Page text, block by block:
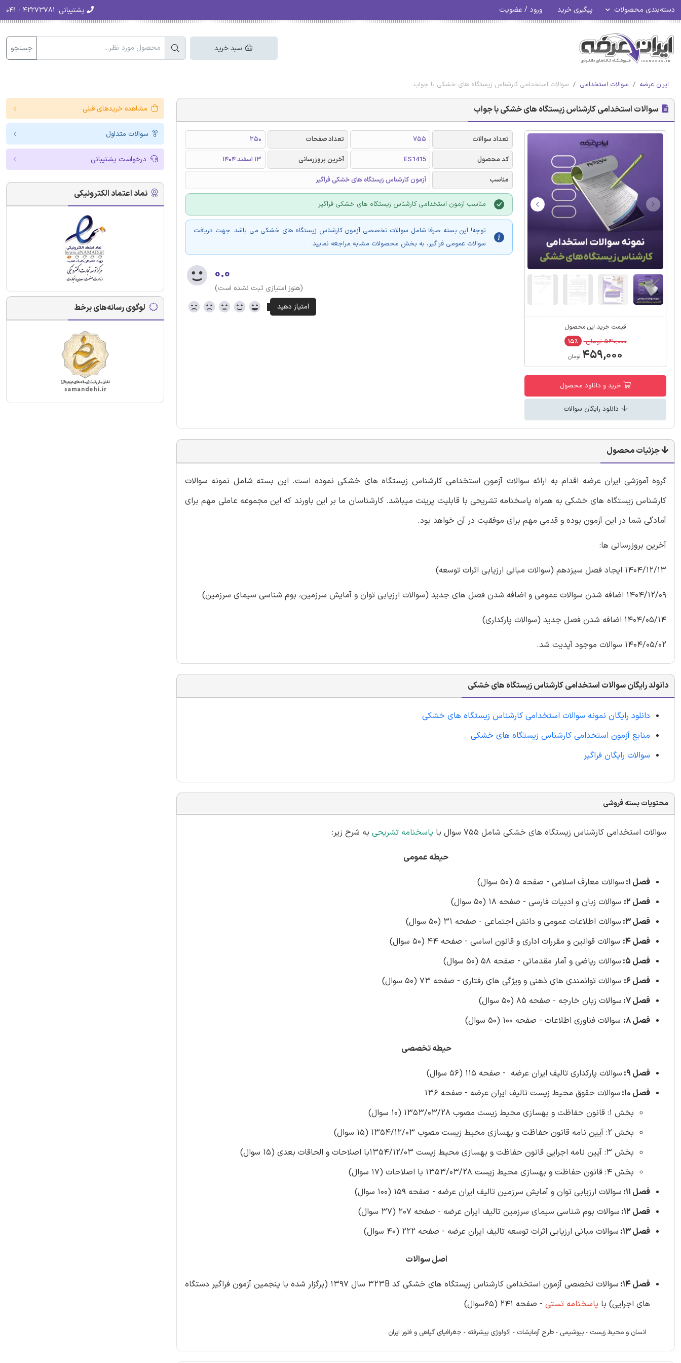
دسته‌بندی محصولات پیگیری خرید ورود / عضویت پشتیبانی:
سبد خرید جستجو
ایران عرضه سوالات استخدامی سوالات استخدامی کارشناس زیستگاه های خشکی با جواب
سوالات استخدامی کارشناس زیستگاه های خشکی با جواب
قیمت خرید این محصول
۵۴۰,۰۰۰ تومان ۱۵٪
۴۵۹,۰۰۰ تومان
خرید و دانلود محصول
دانلود رایگان سوالات
تعداد سوالات 755 تعداد صفحات
250
کد محصول
ES1415 آخرین بروزرسانی
13 اسفند 1404
مناسب
آزمون کارشناس زیستگاه های خشکی فراگیر
مناسب آزمون استخدامی کارشناس زیستگاه های خشکی فراگیر
توجه! این بسته صرفا شامل سوالات تخصصی آزمون کارشناس زیستگاه های خشکی می باشد. جهت دریافت
سوالات عمومی فراگیر، به بخش محصولات مشابه مراجعه نمایید.
۰.۰
(هنوز امتیازی ثبت نشده است)
جزئیات محصول
گروه آموزشی ایران عرضه اقدام به ارائه سوالات آزمون استخدامی کارشناس زیستگاه های خشکی نموده است. این بسته شامل نمونه سوالات
کارشناس زیستگاه های خشکی به همراه پاسخنامه تشریحی با قابلیت پرینت میباشد. کارشناسان ما بر این باورند که این مجموعه عاملی مهم برای
آمادگی شما در این آزمون بوده و قدمی مهم برای موفقیت در آن خواهد بود.
آخرین بروزرسانی ها:
1404/12/13 ایجاد فصل سیزدهم (سوالات مبانی ارزیابی اثرات توسعه)
1404/12/09 اضافه شدن سوالات عمومی و اضافه شدن فصل های جدید (سوالات ارزیابی توان و آمایش سرزمین، بوم شناسی سیمای سرزمین)
1404/05/14 اضافه شدن فصل جدید (سوالات پارکداری)
1404/05/02 سوالات موجود آپدیت شد.
دانولد رایگان سوالات استخدامی کارشناس زیستگاه های خشکی
دانلود رایگان نمونه سوالات استخدامی کارشناس زیستگاه های خشکی
منابع آزمون استخدامی کارشناس زیستگاه های خشکی
سوالات رایگان فراگیر
محتویات بسته فروشی
سوالات استخدامی کارشناس زیستگاه های خشکی شامل 755 سوال با پاسخنامه تشریحی به شرح زیر:
حیطه عمومی
فصل 1:
سوالات معارف اسلامی - صفحه 5 (50 سوال)
فصل 2:
سوالات زبان و ادبیات فارسی - صفحه 18 (50 سوال)
فصل 3:
سوالات اطلاعات عمومی و دانش اجتماعی - صفحه 31 (50 سوال)
فصل 4:
سوالات قوانین و مقررات اداری و قانون اساسی - صفحه 44 (50 سوال)
فصل 5:
سوالات ریاضی و آمار مقدماتی - صفحه 58 (50 سوال)
فصل 6:
سوالات توانمندی های ذهنی و ویژگی های رفتاری - صفحه 73 (50 سوال)
فصل 7:
سوالات زبان خارجه - صفحه 85 (50 سوال)
فصل 8:
سوالات فناوری اطلاعات - صفحه 100 (50 سوال)
حیطه تخصصی
فصل 9:
سوالات پارکداری تالیف ایران عرضه - صفحه 115 (56 سوال)
فصل 10:
سوالات حقوق محیط زیست تالیف ایران عرضه - صفحه 136
بخش 1: قانون حفاظت و بهسازی محیط زیست مصوب 1353/03/28 (10 سوال)
بخش 2: آیین نامه قانون حفاظت و بهسازی محیط زیست مصوب 1354/12/03 (15 سوال)
بخش 3: آیین نامه اجرایی قانون حفاظت و بهسازی محیط زیست 1354/12/03با اصلاحات و الحاقات بعدی (15 سوال)
بخش 4: قانون حفاظت و بهسازی محیط زیست 1353/03/28 با اصلاحات (17 سوال)
فصل 11:
سوالات ارزیابی توان و آمایش سرزمین تالیف ایران عرضه - صفحه 159 (100 سوال)
فصل 12:
سوالات بوم شناسی سیمای سرزمین تالیف ایران عرضه - صفحه 207 (37 سوال)
فصل 13:
سوالات مبانی ارزیابی اثرات توسعه تالیف ایران عرضه - صفحه 222 (40 سوال)
اصل سوالات
فصل 14:
سوالات تخصصی آزمون استخدامی کارشناس زیستگاه های خشکی کد 323B سال 1397 (برگزار شده با پنجمین آزمون فراگیر دستگاه
های اجرایی) با پاسخنامه تستی - صفحه 241 (65سوال)
انسان و محیط زیست - بیوشیمی - طرح آزمایشات - اکولوژی پیشرفته - جغرافیای گیاهی و فلور ایران
مشاهده خریدهای قبلی
سوالات متداول
درخواست پشتیبانی
نماد اعتماد الکترونیکی
لوگوی رسانه‌های برخط